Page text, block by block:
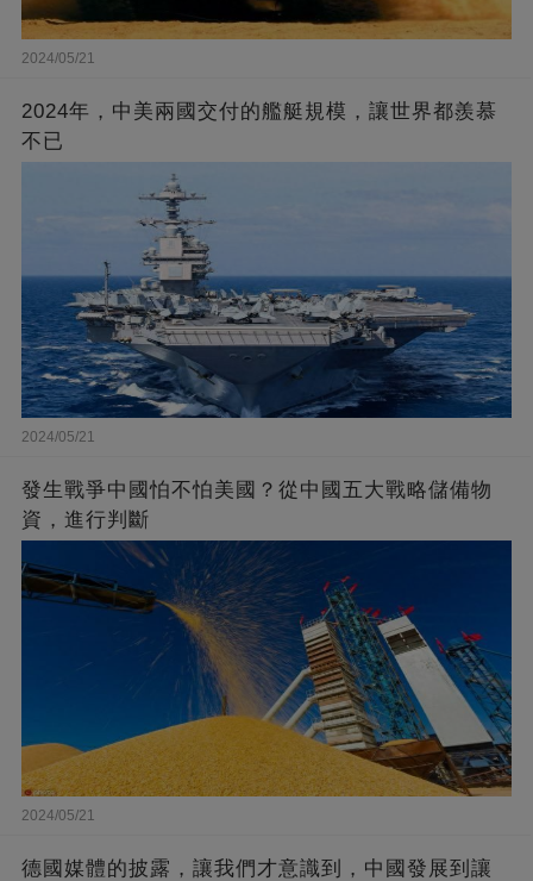
2024/05/21
2024年，中美兩國交付的艦艇規模，讓世界都羨慕
不已
2024/05/21
發生戰爭中國怕不怕美國？從中國五大戰略儲備物
資，進行判斷
2024/05/21
德國媒體的披露，讓我們才意識到，中國發展到讓